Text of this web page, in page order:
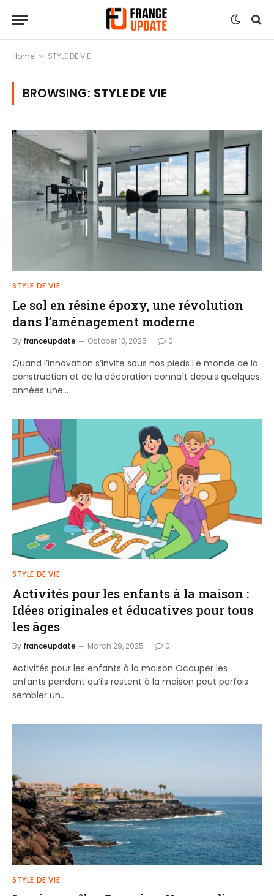
Home » STYLE DE VIE
BROWSING: STYLE DE VIE
STYLE DE VIE
Le sol en résine époxy, une révolution
dans l’aménagement moderne
By franceupdate October 13, 2025 0
Quand l’innovation s’invite sous nos pieds Le monde de la
construction et de la décoration connaît depuis quelques
années une…
STYLE DE VIE
Activités pour les enfants à la maison :
Idées originales et éducatives pour tous
les âges
By franceupdate March 29, 2025 0
Activités pour les enfants à la maison Occuper les
enfants pendant qu’ils restent à la maison peut parfois
sembler un…
STYLE DE VIE